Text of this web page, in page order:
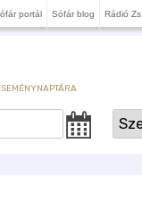
portál Sófár blog Rádió Zs